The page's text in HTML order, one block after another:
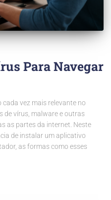
Para Navegar
vez mais relevante no
de vírus, malware e outras
as partes da internet. Neste
de instalar um aplicativo
as formas como esses